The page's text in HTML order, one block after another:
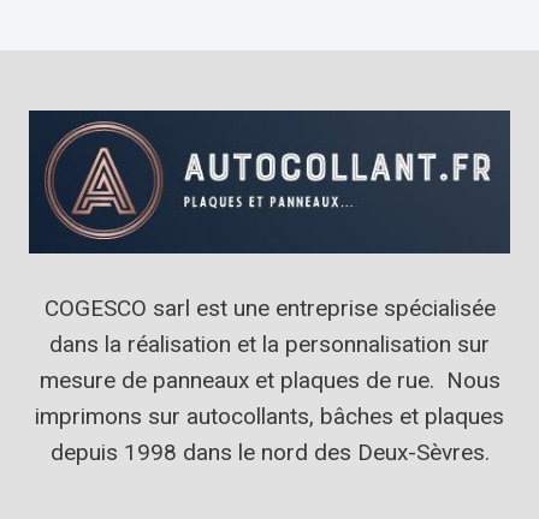
COGESCO sarl est une entreprise spécialisée
dans la réalisation et la personnalisation sur
mesure de panneaux et plaques de rue. Nous
imprimons sur autocollants, bâches et plaques
depuis 1998 dans le nord des Deux-Sèvres.